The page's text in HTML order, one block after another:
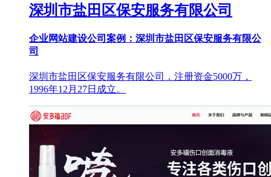
深圳市盐田区保安服务有限公司
企业网站建设公司案例：深圳市盐田区保安服务有限公
司
深圳市盐田区保安服务有限公司，注册资金5000万，
1996年12月27日成立。